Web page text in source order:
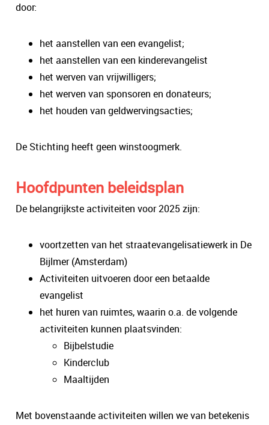
door:
het aanstellen van een evangelist;
het aanstellen van een kinderevangelist
het werven van vrijwilligers;
het werven van sponsoren en donateurs;
het houden van geldwervingsacties;
De Stichting heeft geen winstoogmerk.
Hoofdpunten beleidsplan
De belangrijkste activiteiten voor 2025 zijn:
voortzetten van het straatevangelisatiewerk in De
Bijlmer (Amsterdam)
Activiteiten uitvoeren door een betaalde
evangelist
het huren van ruimtes, waarin o.a. de volgende
activiteiten kunnen plaatsvinden:
Bijbelstudie
Kinderclub
Maaltijden
Met bovenstaande activiteiten willen we van betekenis